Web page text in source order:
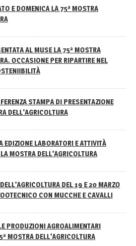
E DOMENICA LA 75ª MOSTRA
AL MUSE LA 75ª MOSTRA
OCCASIONE PER RIPARTIRE NEL
STAMPA DI PRESENTAZIONE
DELL'AGRICOLTURA
EDIZIONE LABORATORI E ATTIVITÀ
MOSTRA DELL'AGRICOLTURA
DEL 19 E 20 MARZO
CON MUCCHE E CAVALLI
PRODUZIONI AGROALIMENTARI
MOSTRA DELL'AGRICOLTURA